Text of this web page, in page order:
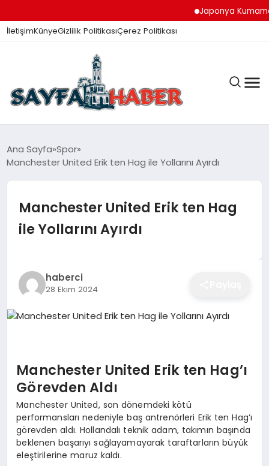
Japonya
İletişimKünyeGizlilik PolitikasıÇerez Politikası
ANA SAYFA
İZMIR HABERLERI
EĞITIM
SAĞLIK
SPOR
YAŞAM
Ana Sayfa Spor
Manchester United Erik ten Hag ile Yollarını Ayırdı
Manchester United Erik ten Hag
ile Yollarını Ayırdı
haberci
28 Ekim 2024
Manchester United Erik ten Hag’ı
Görevden Aldı
Manchester United, son dönemdeki kötü
performansları nedeniyle baş antrenörleri Erik ten Hag’ı
görevden aldı. Hollandalı teknik adam, takımın başında
beklenen başarıyı sağlayamayarak taraftarların büyük
eleştirilerine maruz kaldı.